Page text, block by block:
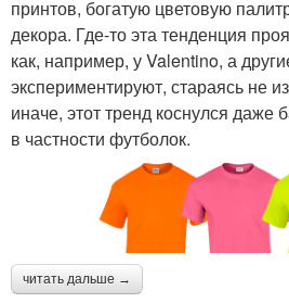
принтов, богатую цветовую
декора. Где-то эта тенденция
как, например, у Valentino, а
экспериментируют, стараясь не
иначе, этот тренд коснулся даже
в частности футболок.
читать дальше →